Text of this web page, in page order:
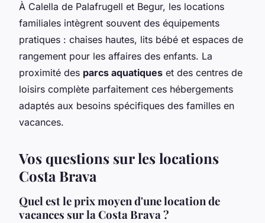
À Calella de Palafrugell et Begur, les locations
familiales intègrent souvent des équipements
pratiques : chaises hautes, lits bébé et espaces de
rangement pour les affaires des enfants. La
proximité des parcs aquatiques et des centres de
loisirs complète parfaitement ces hébergements
adaptés aux besoins spécifiques des familles en
vacances.
Vos questions sur les locations
Costa Brava
Quel est le prix moyen d'une location de
vacances sur la Costa Brava ?